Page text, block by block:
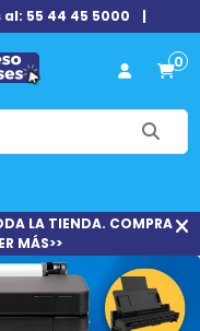
55 44 45 5000 |
0
LA TIENDA. COMPRA
MÁS>>